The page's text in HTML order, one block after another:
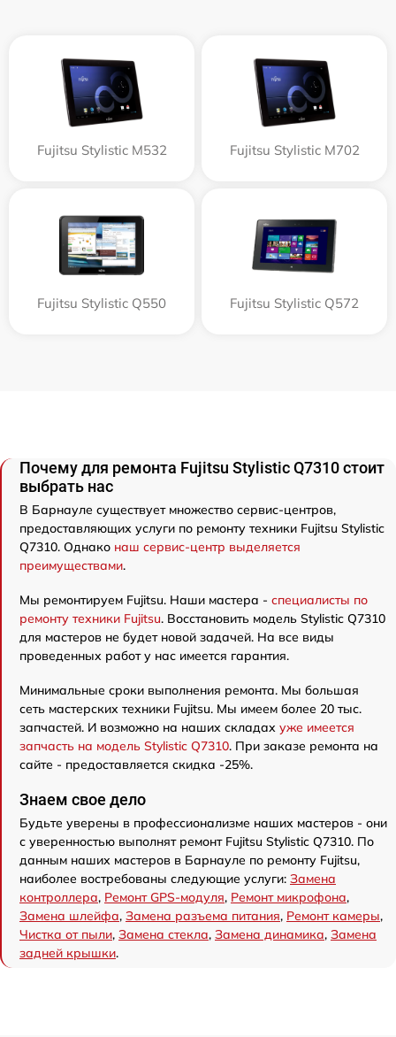
Fujitsu Stylistic M532 Fujitsu Stylistic M702
Fujitsu Stylistic Q550 Fujitsu Stylistic Q572
Почему для ремонта Fujitsu Stylistic Q7310 стоит
выбрать нас
В Барнауле существует множество сервис-центров,
предоставляющих услуги по ремонту техники Fujitsu Stylistic
Q7310. Однако наш сервис-центр выделяется
преимуществами.
Мы ремонтируем Fujitsu. Наши мастера - специалисты по
ремонту техники Fujitsu. Восстановить модель Stylistic Q7310
для мастеров не будет новой задачей. На все виды
проведенных работ у нас имеется гарантия.
Минимальные сроки выполнения ремонта. Мы большая
сеть мастерских техники Fujitsu. Мы имеем более 20 тыс.
запчастей. И возможно на наших складах уже имеется
запчасть на модель Stylistic Q7310. При заказе ремонта на
сайте - предоставляется скидка -25%.
Знаем свое дело
Будьте уверены в профессионализме наших мастеров - они
с уверенностью выполнят ремонт Fujitsu Stylistic Q7310. По
данным наших мастеров в Барнауле по ремонту Fujitsu,
наиболее востребованы следующие услуги: Замена
контроллера, Ремонт GPS-модуля, Ремонт микрофона,
Замена шлейфа, Замена разъема питания, Ремонт камеры,
Чистка от пыли, Замена стекла, Замена динамика, Замена
задней крышки.